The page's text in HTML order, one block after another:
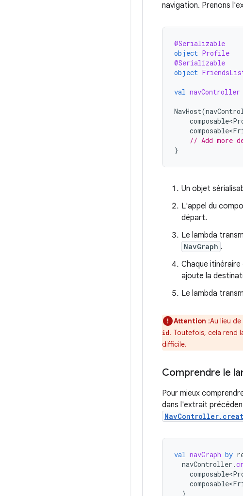
navigation. Prenons
@Serializable
object Profile
@Serializable
object
val navController
NavHost(
// Add more
}
Un objet
L'appel du
départ.
Le lambda
NavGraph .
Chaque
ajoute la
Le lambda
Attention :Au lieu
id. Toutefois, cela rend
difficile.
Comprendre le
Pour mieux
dans l'extrait
val navGraph by
navController .
}